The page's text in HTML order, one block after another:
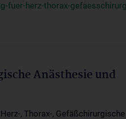
herz-thorax-
Anästhesie und
, Thorax-,